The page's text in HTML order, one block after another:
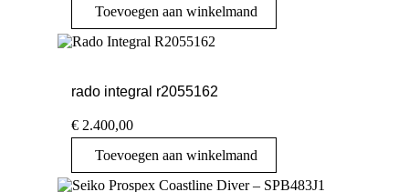
Toevoegen aan winkelmand
rado integral r2055162
€ 2.400,00
Toevoegen aan winkelmand